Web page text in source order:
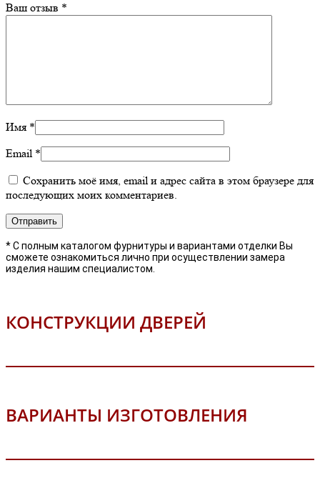
Ваш отзыв *
Имя *
Email *
Сохранить моё имя, email и адрес сайта в этом браузере для
последующих моих комментариев.
* С полным каталогом фурнитуры и вариантами отделки Вы
сможете ознакомиться лично при осуществлении замера
изделия нашим специалистом.
КОНСТРУКЦИИ ДВЕРЕЙ
ВАРИАНТЫ ИЗГОТОВЛЕНИЯ